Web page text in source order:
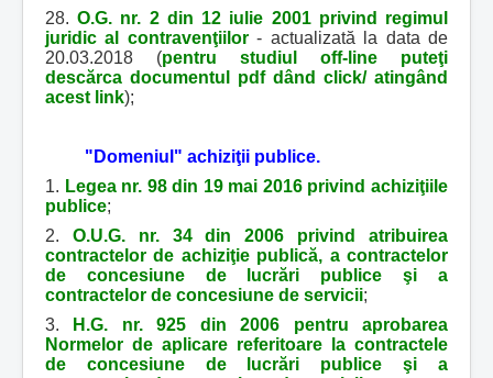
28.O.G. nr. 2 din 12 iulie 2001 privind regimul
juridic al contravenţiilor- actualizată la data de
20.03.2018 (pentru studiul off-line puteţi
descărca documentul pdf dând click/ atingând
acest link);
"Domeniul" achiziţii publice.
1. Legea nr. 98 din 19 mai 2016 privind achiziţiile
publice;
2. O.U.G. nr. 34 din 2006 privind atribuirea
contractelor de achiziţie publică, a contractelor
de concesiune de lucrări publice şi a
contractelor de concesiune de servicii;
3.
H.G. nr. 925 din 2006 pentru aprobarea
Normelor de aplicare referitoare la contractele
de concesiune de lucrări publice şi a